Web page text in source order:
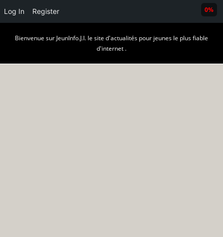
Log In Register
Bienvenue sur JeunInfo.J.I. le site d'actualités pour jeunes le plus fiable
d'internet .
0%